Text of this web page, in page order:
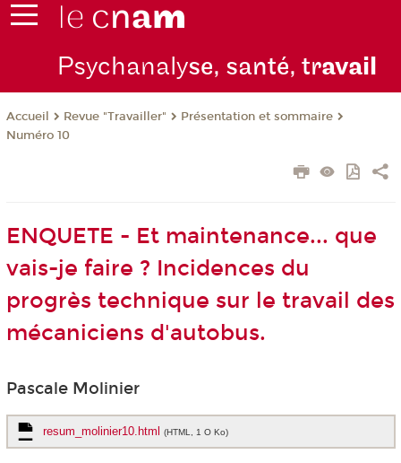
Psychanalyse, santé, travail
Accueil Revue "Travailler"
Présentation et sommaire
Numéro 10
ENQUETE - Et maintenance... que
vais-je faire ? Incidences du
progrès technique sur le travail des
mécaniciens d'autobus.
Pascale Molinier
resum_molinier10.html (HTML, 1 O Ko)